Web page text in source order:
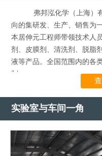
弗邦泓化学（上海）
向的集研发、生产、销售为
本居伸元工程师带领技术人
剂、皮膜剂、清洗剂、脱脂
液等产品。全国范围内的各
制…...
实验室与车间一角